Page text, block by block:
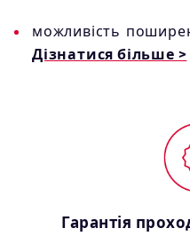
можливість
Дізнатися більше >
Гарантія